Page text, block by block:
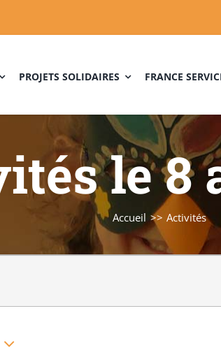
PROJETS SOLIDAIRES FRANCE
le 8
Accueil Activités